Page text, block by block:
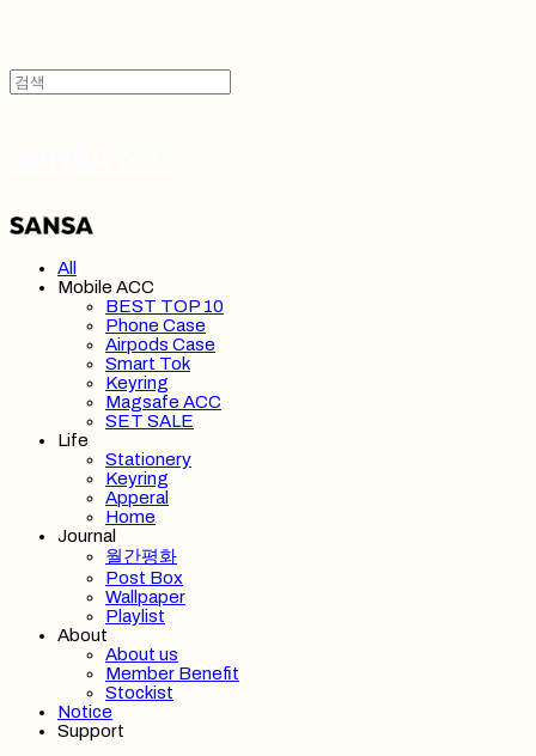
All
Mobile ACC
BEST TOP 10
Phone Case
Airpods Case
Smart Tok
Keyring
Magsafe ACC
SET SALE
Life
Stationery
Keyring
Apperal
Home
Journal
월간평화
Post Box
Wallpaper
Playlist
About
About us
Member Benefit
Stockist
Notice
Support